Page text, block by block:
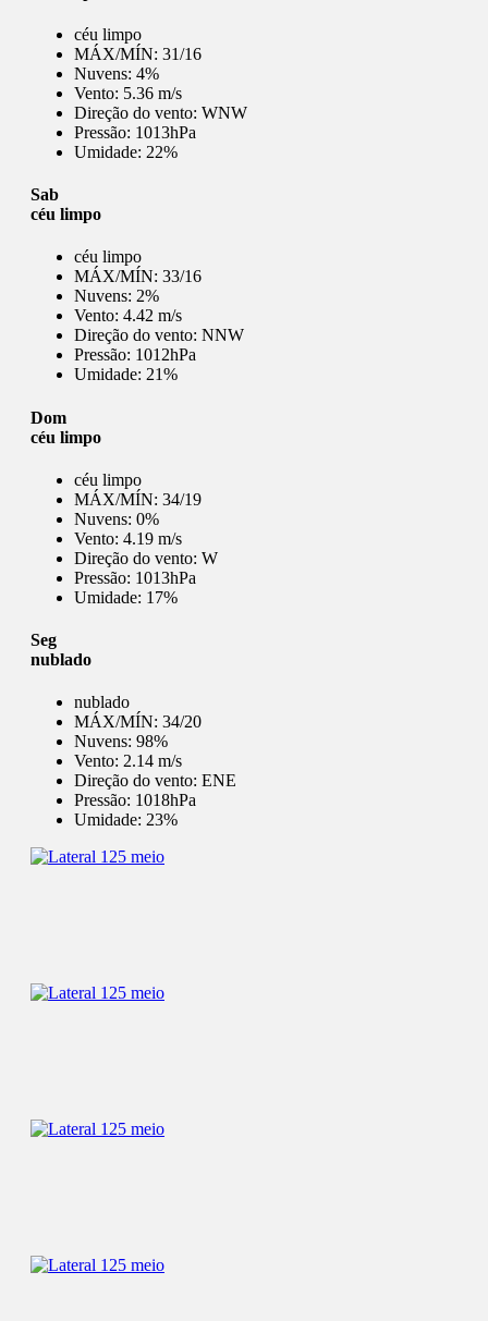
céu limpo
MÁX/MÍN: 31/16
Nuvens: 4%
Vento: 5.36 m/s
Direção do vento: WNW
Pressão: 1013hPa
Umidade: 22%
Sab
céu limpo
céu limpo
MÁX/MÍN: 33/16
Nuvens: 2%
Vento: 4.42 m/s
Direção do vento: NNW
Pressão: 1012hPa
Umidade: 21%
Dom
céu limpo
céu limpo
MÁX/MÍN: 34/19
Nuvens: 0%
Vento: 4.19 m/s
Direção do vento: W
Pressão: 1013hPa
Umidade: 17%
Seg
nublado
nublado
MÁX/MÍN: 34/20
Nuvens: 98%
Vento: 2.14 m/s
Direção do vento: ENE
Pressão: 1018hPa
Umidade: 23%